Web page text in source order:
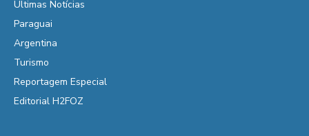
Últimas Notícias
Paraguai
Argentina
Turismo
Reportagem Especial
Editorial H2FOZ